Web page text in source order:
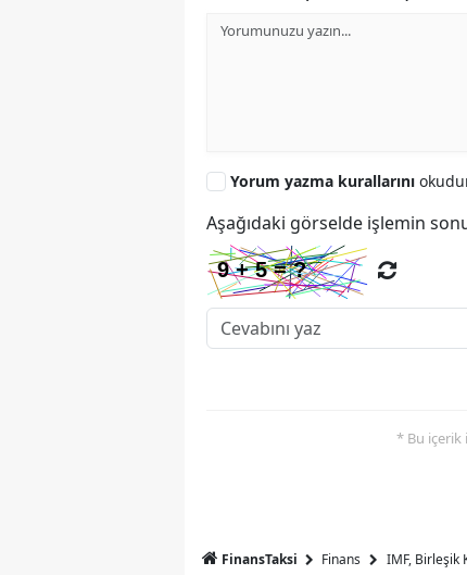
Yorum yazma kurallarını
Aşağıdaki görselde işlemin
* Bu içerik
FinansTaksi Finans IMF, Birleşik